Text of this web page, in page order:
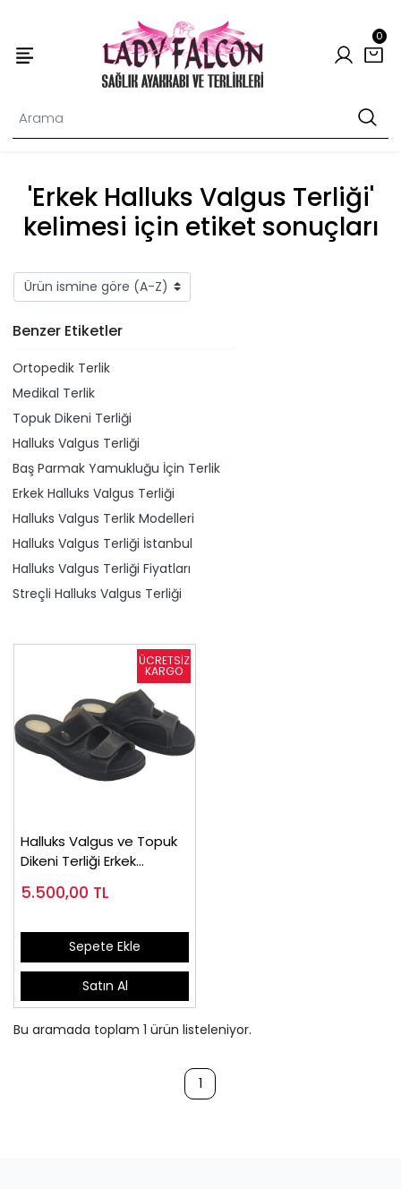
0
'Erkek Halluks Valgus Terliği'
kelimesi için etiket sonuçları
Benzer Etiketler
Ortopedik Terlik
Medikal Terlik
Topuk Dikeni Terliği
Halluks Valgus Terliği
Baş Parmak Yamukluğu İçin Terlik
Erkek Halluks Valgus Terliği
Halluks Valgus Terlik Modelleri
Halluks Valgus Terliği İstanbul
Halluks Valgus Terliği Fiyatları
Streçli Halluks Valgus Terliği
Halluks Valgus ve Topuk
Dikeni Terliği Erkek
5.500,00 TL
Sepete Ekle
Satın Al
Bu aramada toplam 1 ürün listeleniyor.
1